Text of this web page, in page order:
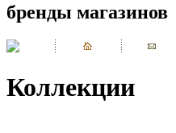
бренды магазинов
Коллекции